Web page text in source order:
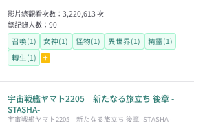
影片總觀看次數：3,220,613 次
總記錄人數：90
召喚(1)
女神(1) 怪物(1) 異世界(1)
精靈(1)
轉生(1)
宇宙戦艦ヤマト2205 新たなる旅立ち 後章 -
STASHA-
宇宙戦艦ヤマト2205 新たなる旅立ち 後章 -STASHA-